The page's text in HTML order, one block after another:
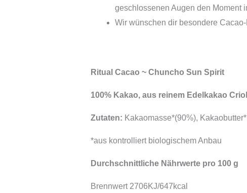
geschlossenen Augen den Moment
Wir wünschen dir besondere
Ritual Cacao ~ Chuncho Sun Spirit
100% Kakao, aus reinem Edelkakao
Zutaten: Kakaomasse*(90%),
*aus kontrolliert biologischem Anbau
Durchschnittliche Nährwerte pro 100 g
Brennwert 2706KJ/647kcal